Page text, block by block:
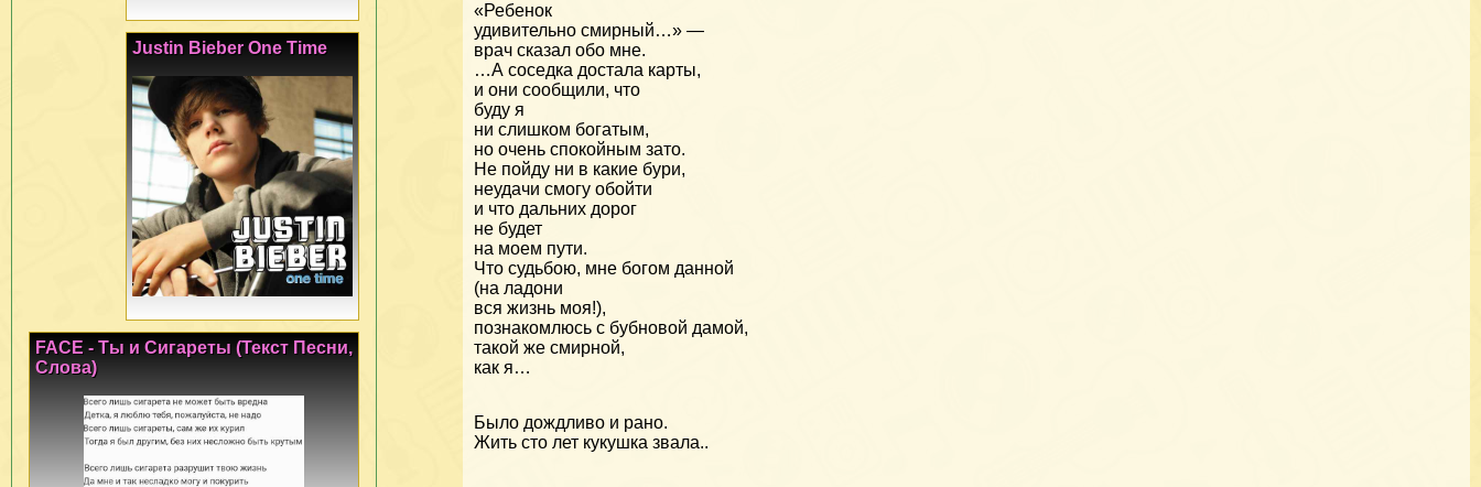
«Ребенок
удивительно смирный…» —
врач сказал обо мне.
…А соседка достала карты,
и они сообщили, что
буду я
ни слишком богатым,
но очень спокойным зато.
Не пойду ни в какие бури,
неудачи смогу обойти
и что дальних дорог
не будет
на моем пути.
Что судьбою, мне богом данной
(на ладони
вся жизнь моя!),
познакомлюсь с бубновой дамой,
такой же смирной,
как я…
Было дождливо и рано.
Жить сто лет кукушка звала..
Justin Bieber One Time
FACE - Ты и Сигареты (Текст Песни,
Слова)